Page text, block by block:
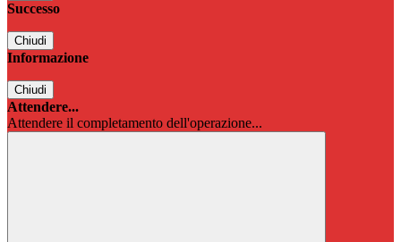
Successo
Chiudi
Informazione
Chiudi
Attendere...
Attendere il completamento dell'operazione...